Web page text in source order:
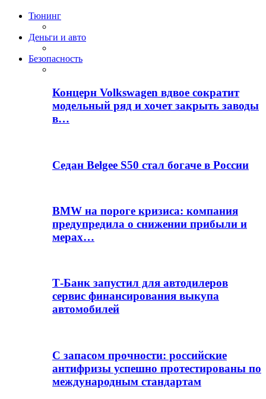
Тюнинг
Деньги и авто
Безопасность
Концерн Volkswagen вдвое сократит
модельный ряд и хочет закрыть заводы
в…
Седан Belgee S50 стал богаче в России
BMW на пороге кризиса: компания
предупредила о снижении прибыли и
мерах…
Т-Банк запустил для автодилеров
сервис финансирования выкупа
автомобилей
С запасом прочности: российские
антифризы успешно протестированы по
международным стандартам